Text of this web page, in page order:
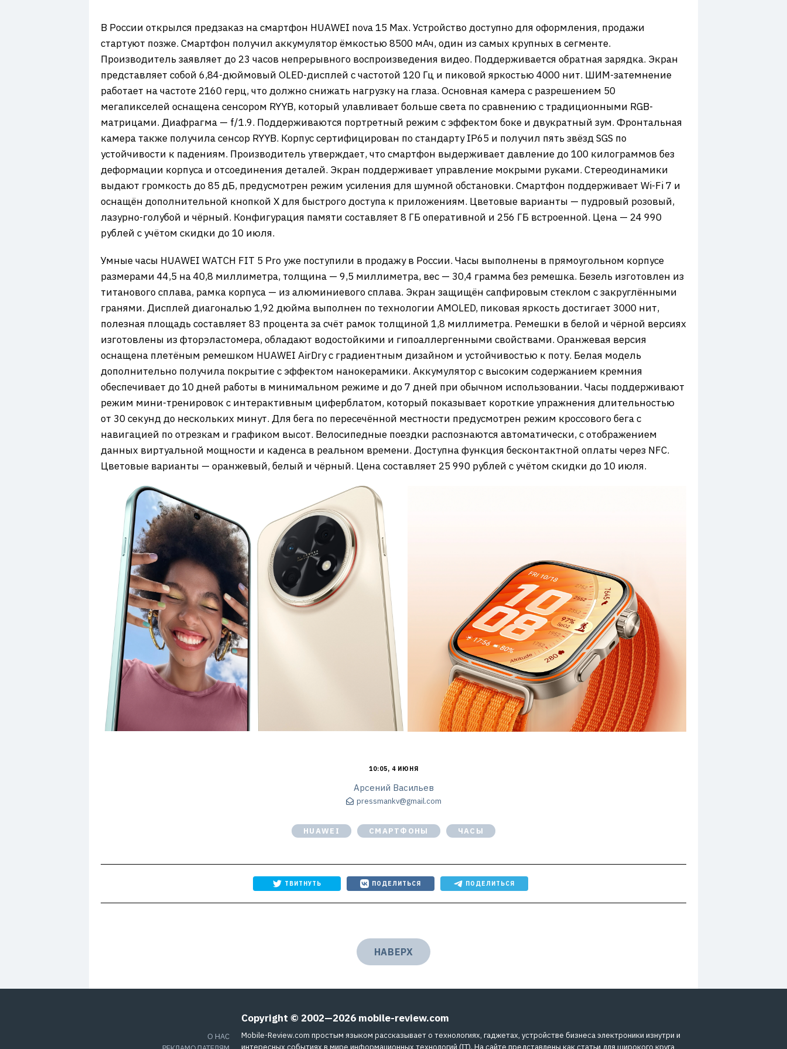
В России открылся предзаказ на смартфон HUAWEI nova 15 Max. Устройство доступно для оформления, продажи
стартуют позже. Смартфон получил аккумулятор ёмкостью 8500 мАч, один из самых крупных в сегменте.
Производитель заявляет до 23 часов непрерывного воспроизведения видео. Поддерживается обратная зарядка. Экран
представляет собой 6,84-дюймовый OLED-дисплей с частотой 120 Гц и пиковой яркостью 4000 нит. ШИМ-затемнение
работает на частоте 2160 герц, что должно снижать нагрузку на глаза. Основная камера с разрешением 50
мегапикселей оснащена сенсором RYYB, который улавливает больше света по сравнению с традиционными RGB-
матрицами. Диафрагма — f/1.9. Поддерживаются портретный режим с эффектом боке и двукратный зум. Фронтальная
камера также получила сенсор RYYB. Корпус сертифицирован по стандарту IP65 и получил пять звёзд SGS по
устойчивости к падениям. Производитель утверждает, что смартфон выдерживает давление до 100 килограммов без
деформации корпуса и отсоединения деталей. Экран поддерживает управление мокрыми руками. Стереодинамики
выдают громкость до 85 дБ, предусмотрен режим усиления для шумной обстановки. Смартфон поддерживает Wi-Fi 7 и
оснащён дополнительной кнопкой X для быстрого доступа к приложениям. Цветовые варианты — пудровый розовый,
лазурно-голубой и чёрный. Конфигурация памяти составляет 8 ГБ оперативной и 256 ГБ встроенной. Цена — 24 990
рублей с учётом скидки до 10 июля.
Умные часы HUAWEI WATCH FIT 5 Pro уже поступили в продажу в России. Часы выполнены в прямоугольном корпусе
размерами 44,5 на 40,8 миллиметра, толщина — 9,5 миллиметра, вес — 30,4 грамма без ремешка. Безель изготовлен из
титанового сплава, рамка корпуса — из алюминиевого сплава. Экран защищён сапфировым стеклом с закруглёнными
гранями. Дисплей диагональю 1,92 дюйма выполнен по технологии AMOLED, пиковая яркость достигает 3000 нит,
полезная площадь составляет 83 процента за счёт рамок толщиной 1,8 миллиметра. Ремешки в белой и чёрной версиях
изготовлены из фторэластомера, обладают водостойкими и гипоаллергенными свойствами. Оранжевая версия
оснащена плетёным ремешком HUAWEI AirDry с градиентным дизайном и устойчивостью к поту. Белая модель
дополнительно получила покрытие с эффектом нанокерамики. Аккумулятор с высоким содержанием кремния
обеспечивает до 10 дней работы в минимальном режиме и до 7 дней при обычном использовании. Часы поддерживают
режим мини-тренировок с интерактивным циферблатом, который показывает короткие упражнения длительностью
от 30 секунд до нескольких минут. Для бега по пересечённой местности предусмотрен режим кроссового бега с
навигацией по отрезкам и графиком высот. Велосипедные поездки распознаются автоматически, с отображением
данных виртуальной мощности и каденса в реальном времени. Доступна функция бесконтактной оплаты через NFC.
Цветовые варианты — оранжевый, белый и чёрный. Цена составляет 25 990 рублей с учётом скидки до 10 июля.
10:05, 4 ИЮНЯ
Арсений Васильев
pressmankv@gmail.com
HUAWEI СМАРТФОНЫ ЧАСЫ
ТВИТНУТЬ ПОДЕЛИТЬСЯ ПОДЕЛИТЬСЯ
НАВЕРХ
О НАС
Copyright © 2002—2026 mobile-review.com
Mobile-Review.com простым языком рассказывает о технологиях, гаджетах, устройстве бизнеса электроники изнутри и
интересных событиях в мире информационных технологий (IT). На сайте представлены как статьи для широкого круга